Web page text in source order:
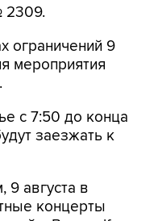
2309.
ограничений 9
мероприятия
с 7:50 до конца
заезжать к
августа в
концерты